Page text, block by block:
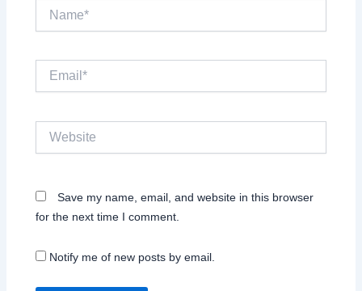
Email*
Save my name, email, and website in this browser
for the next time I comment.
Notify me of new posts by email.